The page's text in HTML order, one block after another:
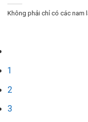
Không phải chỉ có các nam
1
2
3